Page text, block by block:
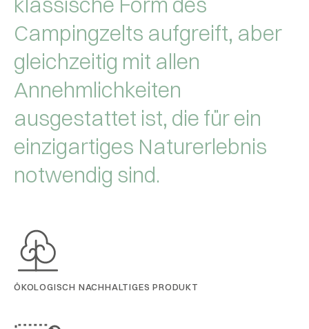
Campingzelts aufgreift, aber
gleichzeitig mit allen
Annehmlichkeiten
ausgestattet ist, die für ein
einzigartiges Naturerlebnis
notwendig sind.
ÖKOLOGISCH NACHHALTIGES PRODUKT